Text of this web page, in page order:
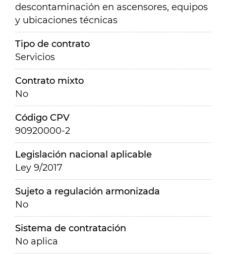
descontaminación en ascensores, equipos
y ubicaciones técnicas
Tipo de contrato
Servicios
Contrato mixto
No
Código CPV
90920000-2
Legislación nacional aplicable
Ley 9/2017
Sujeto a regulación armonizada
No
Sistema de contratación
No aplica